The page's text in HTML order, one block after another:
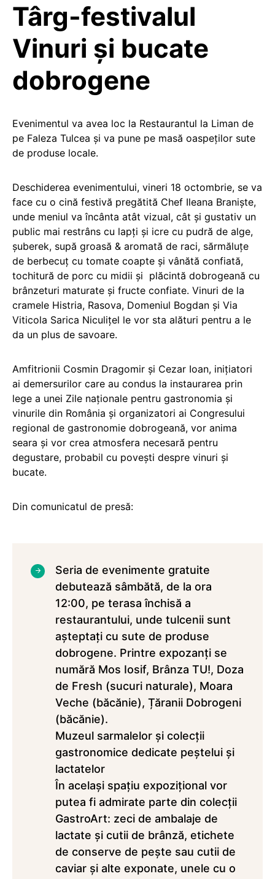
Târg-festivalul
Vinuri și bucate
dobrogene
Evenimentul va avea loc la Restaurantul la Liman de
pe Faleza Tulcea și va pune pe masă oaspeților sute
de produse locale.
Deschiderea evenimentului, vineri 18 octombrie, se va
face cu o cină festivă pregătită Chef Ileana Braniște,
unde meniul va încânta atât vizual, cât și gustativ un
public mai restrâns cu lapți și icre cu pudră de alge,
șuberek, ⁠supă groasă & aromată de raci, ⁠⁠sărmăluțe
de berbecuț cu tomate coapte și vânătă confiată,
tochitură de porc cu midii și ⁠ ⁠plăcintă dobrogeană cu
brânzeturi maturate și fructe confiate. Vinuri de la
cramele Histria, Rasova, Domeniul Bogdan și Via
Viticola Sarica Niculițel le vor sta alături pentru a le
da un plus de savoare.
Amfitrionii Cosmin Dragomir și Cezar Ioan, inițiatori
ai demersurilor care au condus la instaurarea prin
lege a unei Zile naționale pentru gastronomia și
vinurile din România și organizatori ai Congresului
regional de gastronomie dobrogeană, vor anima
seara și vor crea atmosfera necesară pentru
degustare, probabil cu povești despre vinuri și
bucate.
Din comunicatul de presă:
Seria de evenimente gratuite
debutează sâmbătă, de la ora
12:00, pe terasa închisă a
restaurantului, unde tulcenii sunt
așteptați cu sute de produse
dobrogene. Printre expozanți se
numără Mos Iosif, Brânza TU!, Doza
de Fresh (sucuri naturale), Moara
Veche (băcănie), Țăranii Dobrogeni
(băcănie).
Muzeul sarmalelor și colecții
gastronomice dedicate peștelui și
lactatelor
În același spațiu expozițional vor
putea fi admirate parte din colecții
GastroArt: zeci de ambalaje de
lactate și cutii de brânză, etichete
de conserve de pește sau cutii de
caviar și alte exponate, unele cu o